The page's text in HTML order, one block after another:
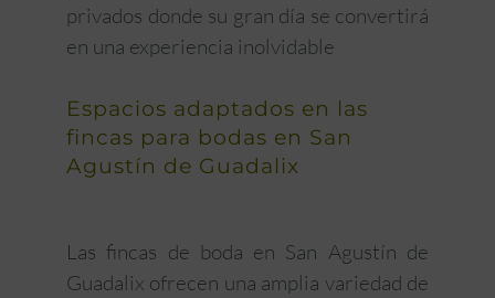
privados donde su gran día se convertirá
en una experiencia inolvidable
Espacios adaptados en las
fincas para bodas en San
Agustín de Guadalix
Las fincas de boda en San Agustín de
Guadalix ofrecen una amplia variedad de